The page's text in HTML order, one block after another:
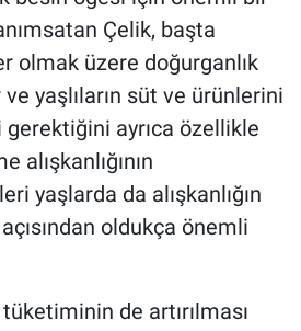
Çelik, başta
olmak üzere doğurganlık
ve yaşlıların süt ve ürünlerini
ayrıca özellikle
alışkanlığının
yaşlarda da alışkanlığın
oldukça önemli
de artırılması